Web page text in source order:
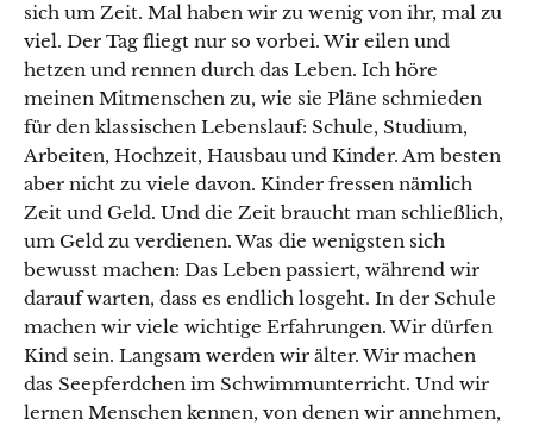
sich um Zeit. Mal haben wir zu wenig von ihr, mal zu
viel. Der Tag fliegt nur so vorbei. Wir eilen und
hetzen und rennen durch das Leben. Ich höre
meinen Mitmenschen zu, wie sie Pläne schmieden
für den klassischen Lebenslauf: Schule, Studium,
Arbeiten, Hochzeit, Hausbau und Kinder. Am besten
aber nicht zu viele davon. Kinder fressen nämlich
Zeit und Geld. Und die Zeit braucht man schließlich,
um Geld zu verdienen. Was die wenigsten sich
bewusst machen: Das Leben passiert, während wir
darauf warten, dass es endlich losgeht. In der Schule
machen wir viele wichtige Erfahrungen. Wir dürfen
Kind sein. Langsam werden wir älter. Wir machen
das Seepferdchen im Schwimmunterricht. Und wir
lernen Menschen kennen, von denen wir annehmen,